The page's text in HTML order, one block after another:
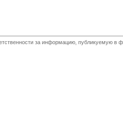
за информацию, публикуемую